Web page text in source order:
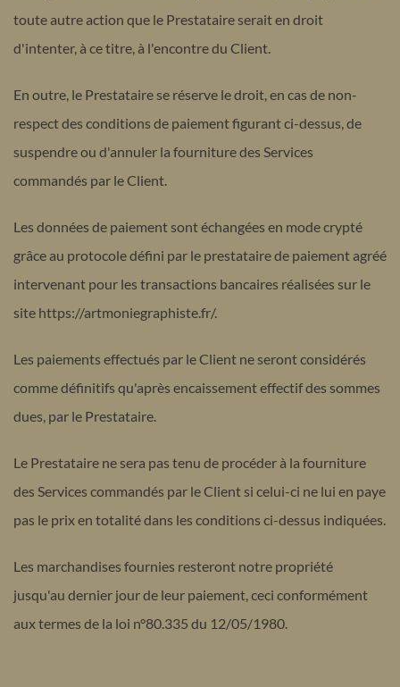
toute autre action que le Prestataire serait en droit
d'intenter, à ce titre, à l'encontre du Client.
En outre, le Prestataire se réserve le droit, en cas de non-
respect des conditions de paiement figurant ci-dessus, de
suspendre ou d'annuler la fourniture des Services
commandés par le Client.
Les données de paiement sont échangées en mode crypté
grâce au protocole défini par le prestataire de paiement agréé
intervenant pour les transactions bancaires réalisées sur le
site https://artmoniegraphiste.fr/.
Les paiements effectués par le Client ne seront considérés
comme définitifs qu'après encaissement effectif des sommes
dues, par le Prestataire.
Le Prestataire ne sera pas tenu de procéder à la fourniture
des Services commandés par le Client si celui-ci ne lui en paye
pas le prix en totalité dans les conditions ci-dessus indiquées.
Les marchandises fournies resteront notre propriété
jusqu'au dernier jour de leur paiement, ceci conformément
aux termes de la loi n°80.335 du 12/05/1980.